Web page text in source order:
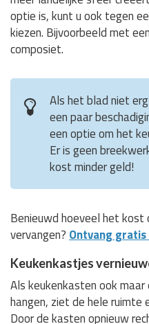
optie is, kunt u ook tegen
kiezen. Bijvoorbeeld met
composiet.
Als het blad niet
een paar
een optie om het
Er is geen
kost minder geld!
Benieuwd hoeveel het kost
vervangen? Ontvang
Keukenkastjes
Als keukenkasten ook
hangen, ziet de hele ruimte
Door de kasten opnieuw